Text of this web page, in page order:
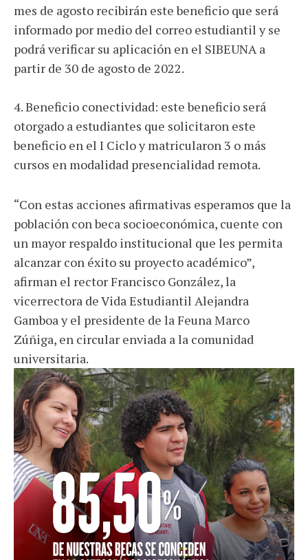
mes de agosto recibirán este beneficio que será
informado por medio del correo estudiantil y se
podrá verificar su aplicación en el SIBEUNA a
partir de 30 de agosto de 2022.
4. Beneficio conectividad: este beneficio será
otorgado a estudiantes que solicitaron este
beneficio en el I Ciclo y matricularon 3 o más
cursos en modalidad presencialidad remota.
“Con estas acciones afirmativas esperamos que la
población con beca socioeconómica, cuente con
un mayor respaldo institucional que les permita
alcanzar con éxito su proyecto académico”,
afirman el rector Francisco González, la
vicerrectora de Vida Estudiantil Alejandra
Gamboa y el presidente de la Feuna Marco
Zúñiga, en circular enviada a la comunidad
universitaria.